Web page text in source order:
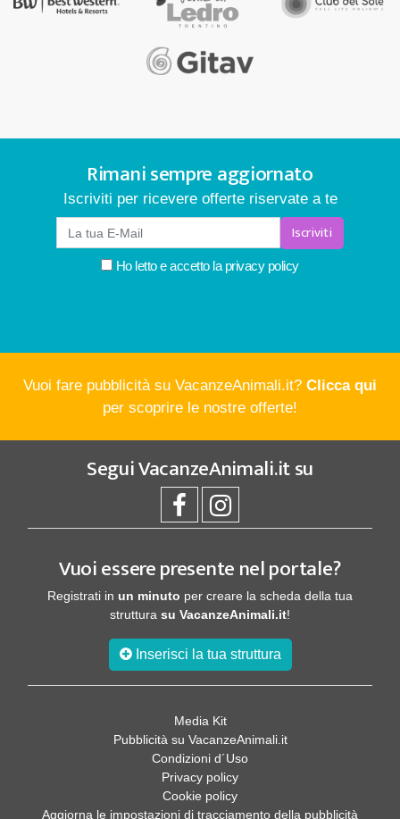
Rimani sempre aggiornato
Iscriviti per ricevere offerte riservate a te
Iscriviti
Ho letto e accetto laprivacy policy
Vuoi fare pubblicità su VacanzeAnimali.it? Clicca qui
per scoprire le nostre offerte!
SeguiVacanzeAnimali.itsu
Vuoi essere presente nel portale?
Registrati in un minuto per creare la scheda della tua
struttura su VacanzeAnimali.it!
Inserisci la tua struttura
Media Kit
Pubblicità su VacanzeAnimali.it
Condizioni d´Uso
Privacy policy
Cookie policy
Aggiorna le impostazioni di tracciamento della pubblicità